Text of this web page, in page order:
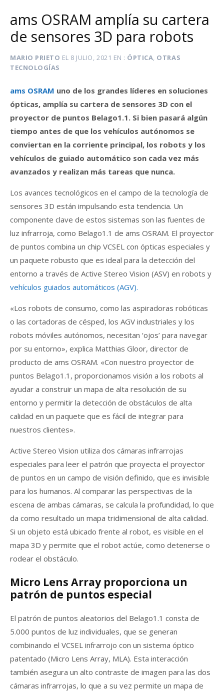
ams OSRAM amplía su cartera
de sensores 3D para robots
MARIO PRIETO EL 8 JULIO, 2021 EN ÓPTICA, OTRAS
TECNOLOGÍAS
ams OSRAM uno de los grandes líderes en soluciones
ópticas, amplía su cartera de sensores 3D con el
proyector de puntos Belago1.1. Si bien pasará algún
tiempo antes de que los vehículos autónomos se
conviertan en la corriente principal, los robots y los
vehículos de guiado automático son cada vez más
avanzados y realizan más tareas que nunca.
Los avances tecnológicos en el campo de la tecnología de
sensores 3D están impulsando esta tendencia. Un
componente clave de estos sistemas son las fuentes de
luz infrarroja, como Belago1.1 de ams OSRAM. El proyector
de puntos combina un chip VCSEL con ópticas especiales y
un paquete robusto que es ideal para la detección del
entorno a través de Active Stereo Vision (ASV) en robots y
vehículos guiados automáticos (AGV).
«Los robots de consumo, como las aspiradoras robóticas
o las cortadoras de césped, los AGV industriales y los
robots móviles autónomos, necesitan ‘ojos’ para navegar
por su entorno», explica Matthias Gloor, director de
producto de ams OSRAM. «Con nuestro proyector de
puntos Belago1.1, proporcionamos visión a los robots al
ayudar a construir un mapa de alta resolución de su
entorno y permitir la detección de obstáculos de alta
calidad en un paquete que es fácil de integrar para
nuestros clientes».
Active Stereo Vision utiliza dos cámaras infrarrojas
especiales para leer el patrón que proyecta el proyector
de puntos en un campo de visión definido, que es invisible
para los humanos. Al comparar las perspectivas de la
escena de ambas cámaras, se calcula la profundidad, lo que
da como resultado un mapa tridimensional de alta calidad.
Si un objeto está ubicado frente al robot, es visible en el
mapa 3D y permite que el robot actúe, como detenerse o
rodear el obstáculo.
Micro Lens Array proporciona un
patrón de puntos especial
El patrón de puntos aleatorios del Belago1.1 consta de
5.000 puntos de luz individuales, que se generan
combinando el VCSEL infrarrojo con un sistema óptico
patentado (Micro Lens Array, MLA). Esta interacción
también asegura un alto contraste de imagen para las dos
cámaras infrarrojas, lo que a su vez permite un mapa de